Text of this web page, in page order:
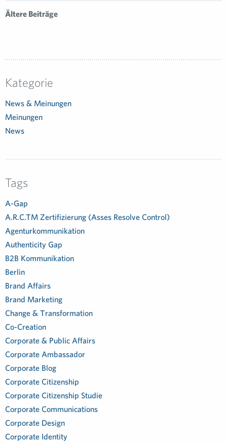
Ältere Beiträge
Kategorie
News & Meinungen
Meinungen
News
Tags
A-Gap
A.R.C.TM Zertifizierung (Asses Resolve Control)
Agenturkommunikation
Authenticity Gap
B2B Kommunikation
Berlin
Brand Affairs
Brand Marketing
Change & Transformation
Co-Creation
Corporate & Public Affairs
Corporate Ambassador
Corporate Blog
Corporate Citizenship
Corporate Citizenship Studie
Corporate Communications
Corporate Design
Corporate Identity